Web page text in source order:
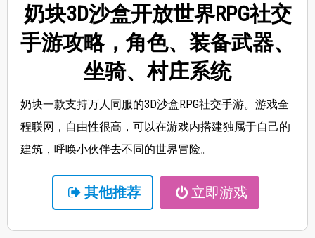
奶块3D沙盒开放世界RPG社交
手游攻略，角色、装备武器、
坐骑、村庄系统
奶块一款支持万人同服的3D沙盒RPG社交手游。游戏全
程联网，自由性很高，可以在游戏内搭建独属于自己的
建筑，呼唤小伙伴去不同的世界冒险。
其他推荐 立即游戏